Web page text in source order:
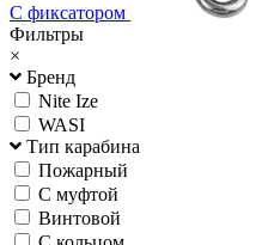
С фиксатором
Фильтры
×
Бренд
Nite Ize
WASI
Тип карабина
Пожарный
С муфтой
Винтовой